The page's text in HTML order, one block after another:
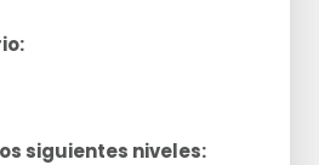
siguientes niveles: